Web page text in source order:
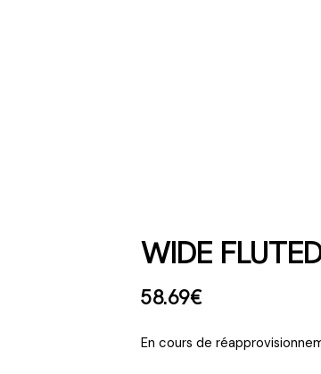
WIDE
58.69€
En cours de